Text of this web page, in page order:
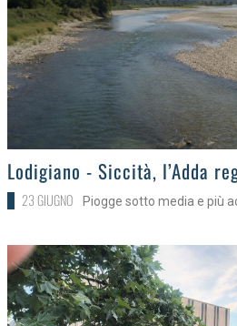
>Lodigiano - Siccità, l’Adda
23 GIUGNO Piogge sotto media e più